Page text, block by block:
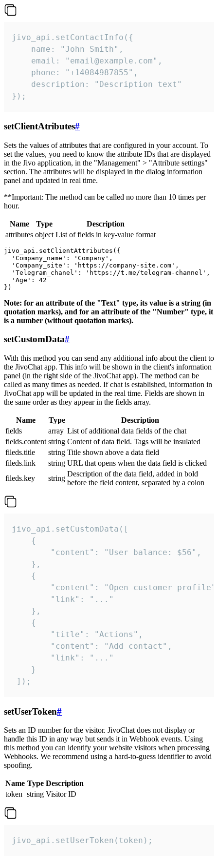
jivo_api.setContactInfo({
    name: "John Smith",
    email: "email@example.com",
    phone: "+14084987855",
    description: "Description text"
});
setClientAtributes#
Sets the values ​​of attributes that are configured in your account. To
set the values, you need to know the attribute IDs that are displayed
in the Jivo application, in the "Management" > "Attribute settings"
section. The attributes will be displayed in the dialog information
panel and updated in real time.
**Important: The method can be called no more than 10 times per
hour.
Name Type
Description
attributes object List of fields in key-value format
jivo_api.setClientAttributes({
  'Company_name': 'Company',
  'Company_site': 'https://company-site.com',
  'Telegram_chanel': 'https://t.me/telegram-channel',
  'Age': 42
Note: for an attribute of the "Text" type, its value is a string (in
quotation marks), and for an attribute of the "Number" type, it
is a number (without quotation marks).
setCustomData#
With this method you can send any additional info about the client to
the JivoChat app. This info will be shown in the client's information
panel (in the right side of the JivoChat app). The method can be
called as many times as needed. If chat is established, information in
JivoChat app will be updated in the real time. Fields are shown in
the same order as they appear in the fields array.
Name Type
Description
fields
array List of additional data fields of the chat
fields.content string Content of data field. Tags will be insulated
fileds.title
string Title shown above a data field
fileds.link
string URL that opens when the data field is clicked
fileds.key
string
Description of the data field, added in bold
before the field content, separated by a colon
jivo_api.setCustomData([
    {
        "content": "User balance: $56",
    },
    {
"content": "Open customer
        "link": "..."
    },
    {
        "title": "Actions",
        "content": "Add contact",
        "link": "..."
    }
]);
setUserToken#
Sets an ID number for the visitor. JivoChat does not display or
handle this ID in any way but sends it in Webhook events. Using
this method you can identify your website visitors when processing
Webhooks. We recommend using a hard-to-guess identifier to avoid
spoofing.
Name Type Description
token string Visitor ID
jivo_api.setUserToken(token);